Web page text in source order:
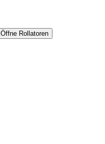
Öffne Rollatoren